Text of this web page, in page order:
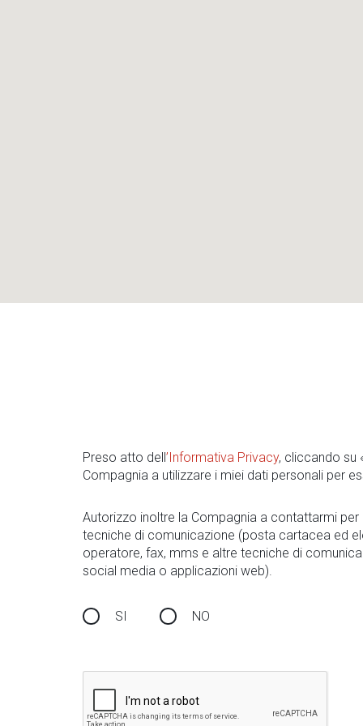
Preso atto dell’Informativa Privacy, cliccando su
Compagnia a utilizzare i miei dati personali per
Autorizzo inoltre la Compagnia a contattarmi
tecniche di comunicazione (posta cartacea ed
operatore, fax, mms e altre tecniche di
social media o applicazioni web).
SI NO